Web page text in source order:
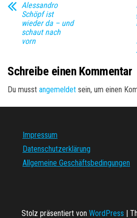
Alessandro
Schöpf ist
wieder da – und
schaut nach
vorn
Schreibe einen Kommentar
Du musst angemeldet sein, um einen
Impressum
Datenschutzerklärung
Allgemeine Geschäftsbedingungen
Stolz präsentiert von WordPress |